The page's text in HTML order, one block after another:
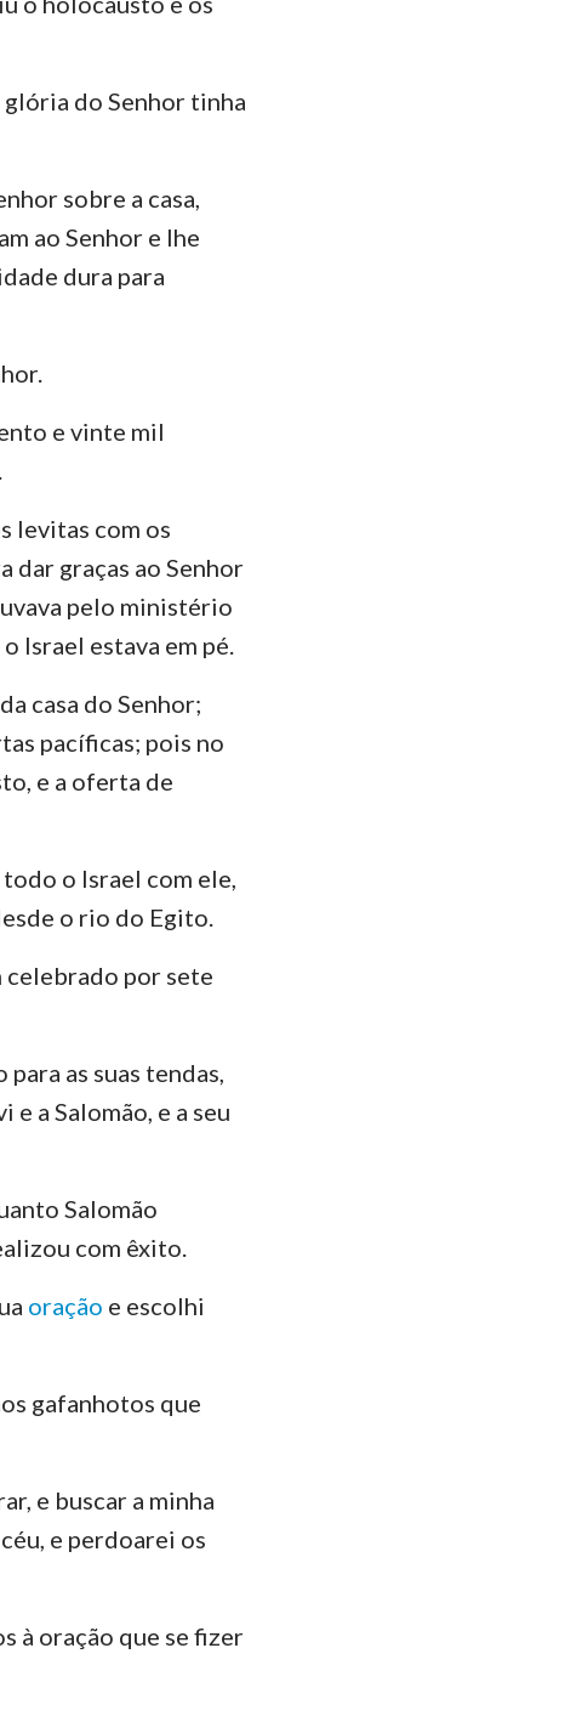
2 Coríntios
Colossenses
2 Tessalonicenses
Filemón
Tiago
2 João
glória do Senhor tinha
sobre a casa,
ao Senhor e lhe
dura para
e vinte mil
levitas com os
dar graças ao Senhor
pelo ministério
Israel estava em pé.
casa do Senhor;
pacíficas; pois no
e a oferta de
o Israel com ele,
o rio do Egito.
celebrado por sete
as suas tendas,
a Salomão, e a seu
Salomão
com êxito.
oração e escolhi
gafanhotos que
e buscar a minha
e perdoarei os
à oração que se fizer